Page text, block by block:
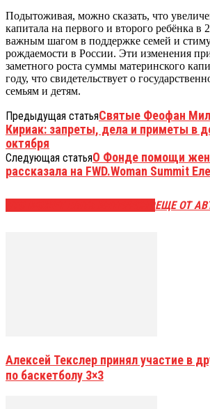
Подытоживая, можно сказать, что
капитала на первого и второго ребёнка в
важным шагом в поддержке семей и
рождаемости в России. Эти изменения
заметного роста суммы материнского
году, что свидетельствует о
семьям и детям.
Предыдущая статьяСвятые Феофан
Кириак: запреты, дела и приметы в
октября
Следующая статьяО Фонде помощи
рассказала на FWD.Woman Summit
ЕЩЕ ОТ
Алексей Текслер принял участие в
по баскетболу 3×3